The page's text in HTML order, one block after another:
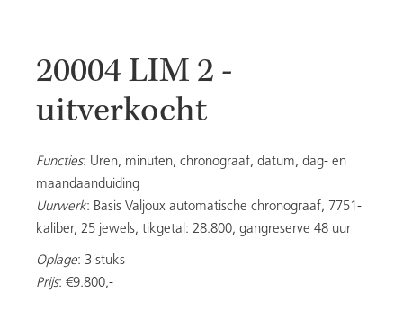
20004 LIM 2 -
uitverkocht
Functies: Uren, minuten, chronograaf, datum, dag- en
maandaanduiding
Uurwerk: Basis Valjoux automatische chronograaf, 7751-
kaliber, 25 jewels, tikgetal: 28.800, gangreserve 48 uur
Oplage: 3 stuks
Prijs: €9.800,-